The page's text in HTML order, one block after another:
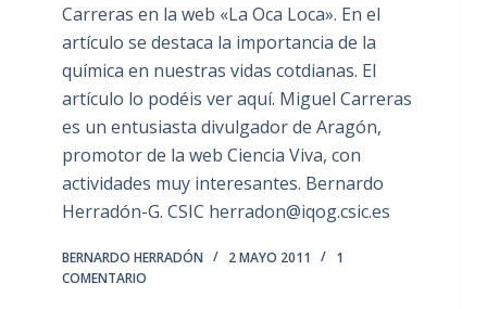
Carreras en la web «La Oca Loca». En el
artículo se destaca la importancia de la
química en nuestras vidas cotdianas. El
artículo lo podéis ver aquí. Miguel Carreras
es un entusiasta divulgador de Aragón,
promotor de la web Ciencia Viva, con
actividades muy interesantes. Bernardo
Herradón-G. CSIC herradon@iqog.csic.es
BERNARDO HERRADÓN 2 MAYO 2011
1
COMENTARIO